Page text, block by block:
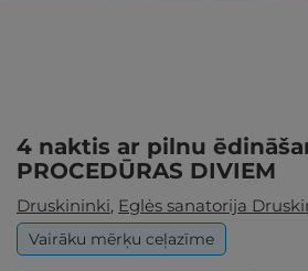
4 naktis ar pilnu
PROCEDŪRAS DIVIEM
Druskininki, Eglės sanatorija
Vairāku mērķu ceļazīme